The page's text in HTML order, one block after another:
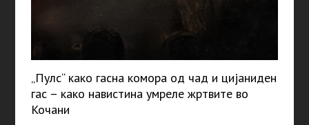
„Пулс“ како гасна комора од чад и цијаниден
гас – како навистина умреле жртвите во
Кочани